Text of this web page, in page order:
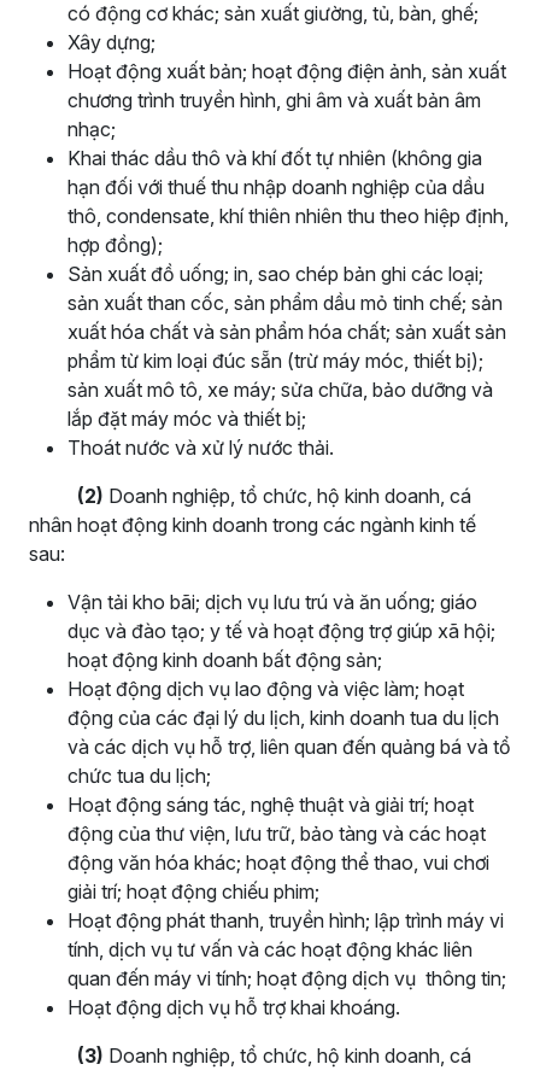
có động cơ khác; sản xuất giường, tủ, bàn, ghế;
Xây dựng;
Hoạt động xuất bản; hoạt động điện ảnh, sản xuất
chương trình truyền hình, ghi âm và xuất bản âm
nhạc;
Khai thác dầu thô và khí đốt tự nhiên (không gia
hạn đối với thuế thu nhập doanh nghiệp của dầu
thô, condensate, khí thiên nhiên thu theo hiệp định,
hợp đồng);
Sản xuất đồ uống; in, sao chép bản ghi các loại;
sản xuất than cốc, sản phẩm dầu mỏ tinh chế; sản
xuất hóa chất và sản phẩm hóa chất; sản xuất sản
phẩm từ kim loại đúc sẵn (trừ máy móc, thiết bị);
sản xuất mô tô, xe máy; sửa chữa, bảo dưỡng và
lắp đặt máy móc và thiết bị;
Thoát nước và xử lý nước thải.
(2) Doanh nghiệp, tổ chức, hộ kinh doanh, cá
nhân hoạt động kinh doanh trong các ngành kinh tế
sau:
Vận tải kho bãi; dịch vụ lưu trú và ăn uống; giáo
dục và đào tạo; y tế và hoạt động trợ giúp xã hội;
hoạt động kinh doanh bất động sản;
Hoạt động dịch vụ lao động và việc làm; hoạt
động của các đại lý du lịch, kinh doanh tua du lịch
và các dịch vụ hỗ trợ, liên quan đến quảng bá và tổ
chức tua du lịch;
Hoạt động sáng tác, nghệ thuật và giải trí; hoạt
động của thư viện, lưu trữ, bảo tàng và các hoạt
động văn hóa khác; hoạt động thể thao, vui chơi
giải trí; hoạt động chiếu phim;
Hoạt động phát thanh, truyền hình; lập trình máy vi
tính, dịch vụ tư vấn và các hoạt động khác liên
quan đến máy vi tính; hoạt động dịch vụ thông tin;
Hoạt động dịch vụ hỗ trợ khai khoáng.
(3) Doanh nghiệp, tổ chức, hộ kinh doanh, cá